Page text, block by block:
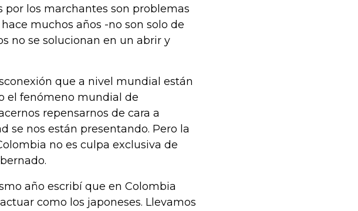
los marchantes son problemas
muchos años -no son solo de
no se solucionan en un abrir y
que a nivel mundial están
el fenómeno mundial de
repensarnos de cara a
se nos están presentando. Pero la
no es culpa exclusiva de
año escribí que en Colombia
como los japoneses. Llevamos